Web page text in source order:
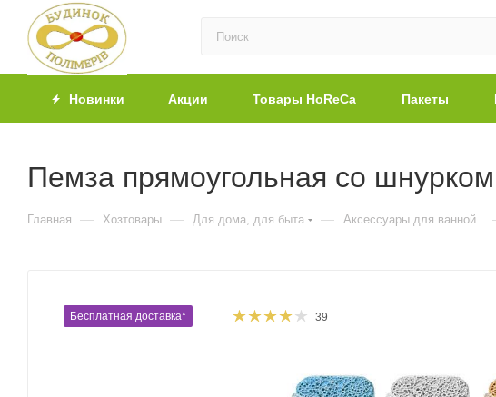
Новинки Акции Товары HoReCa Пакеты
Пемза прямоугольная со
Главная — Хозтовары — Для дома, для быта — Аксессуары для ванной
Бесплатная доставка* 39